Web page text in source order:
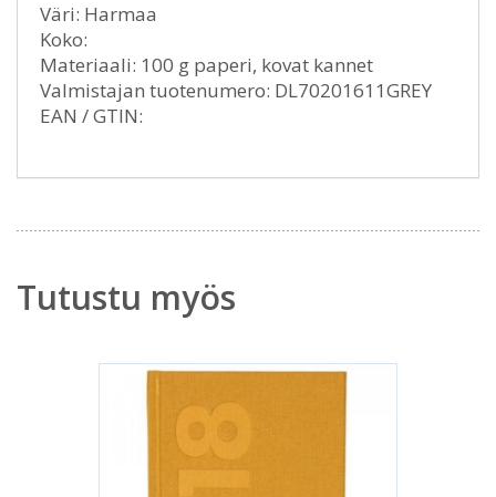
Väri: Harmaa
Koko:
Materiaali: 100 g paperi, kovat kannet
Valmistajan tuotenumero: DL70201611GREY
EAN / GTIN:
Tutustu myös